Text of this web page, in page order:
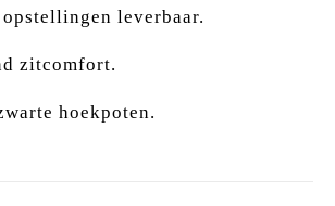
leverbaar.
zitcomfort.
hoekpoten.